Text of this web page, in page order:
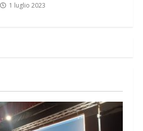
1 luglio 2023